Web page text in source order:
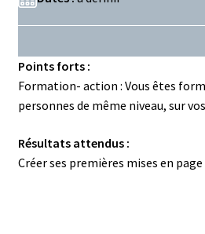
Points forts :
Formation- action : Vous êtes
personnes de même niveau, sur
Résultats attendus :
Créer ses premières mises en page